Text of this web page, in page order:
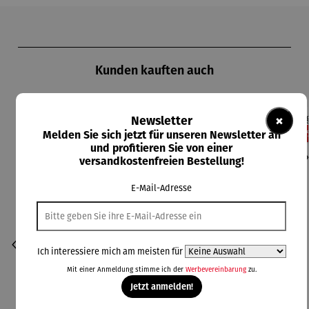
Kunden kauften auch
×
Newsletter
Melden Sie sich jetzt für unseren Newsletter an
und profitieren Sie von einer
versandkostenfreien Bestellung!
E-Mail-Adresse
Ich interessiere mich am meisten für
Mit einer Anmeldung stimme ich der Werbevereinbarungzu.
Jetzt anmelden!